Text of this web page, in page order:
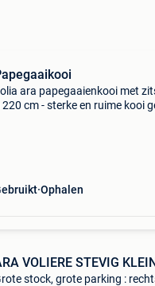
ara papegaaienkooi met
220 cm - sterke en ruime kooi
Ophalen
VOLIERE STEVIG
stock, grote parking :